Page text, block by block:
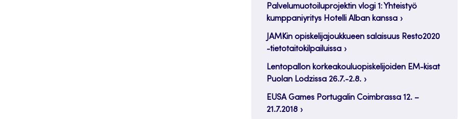
Palvelumuotoiluprojektin vlogi 1: Yhteistyö
kumppaniyritys Hotelli Alban kanssa
JAMKin opiskelijajoukkueen salaisuus Resto2020
-tietotaitokilpailuissa
Lentopallon korkeakouluopiskelijoiden EM-kisat
Puolan Lodzissa 26.7.-2.8.
EUSA Games Portugalin Coimbrassa 12. –
21.7.2018